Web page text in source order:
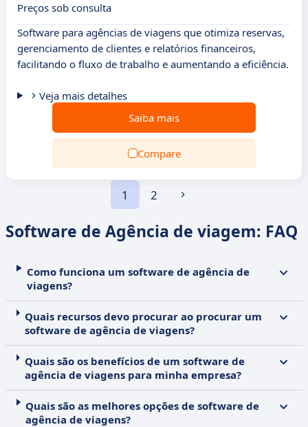
Preços sob consulta
Software para agências de viagens que otimiza reservas,
gerenciamento de clientes e relatórios financeiros,
facilitando o fluxo de trabalho e aumentando a eficiência.
Veja mais detalhes
Saiba mais
Compare
1 2
Software de Agência de viagem: FAQ
Como funciona um software de agência de
viagens?
Quais recursos devo procurar ao procurar um
software de agência de viagens?
Quais são os benefícios de um software de
agência de viagens para minha empresa?
Quais são as melhores opções de software de
agência de viagens?